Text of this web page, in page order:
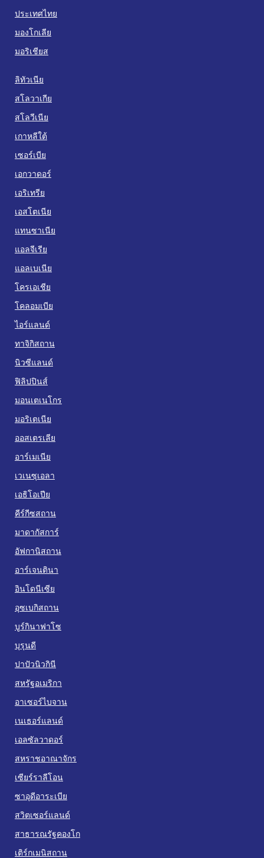
ประเทศไทย
มองโกเลีย
มอริเชียส
ลิทัวเนีย
สโลวาเกีย
สโลวีเนีย
เกาหลีใต้
เซอร์เบีย
เอกวาดอร์
เอริเทรีย
เอสโตเนีย
แทนซาเนีย
แอลจีเรีย
แอลเบเนีย
โครเอเชีย
โคลอมเบีย
ไอร์แลนด์
ทาจิกิสถาน
นิวซีแลนด์
ฟิลิปปินส์
มอนเตเนโกร
มอริเตเนีย
ออสเตรเลีย
อาร์เมเนีย
เวเนซุเอลา
เอธิโอเปีย
คีร์กีซสถาน
มาดากัสการ์
อัฟกานิสถาน
อาร์เจนตินา
อินโดนีเซีย
อุซเบกิสถาน
บูร์กินาฟาโซ
บุรุนดี
ปาปัวนิวกินี
สหรัฐอเมริกา
อาเซอร์ไบจาน
เนเธอร์แลนด์
เอลซัลวาดอร์
สหราชอาณาจักร
เซียร์ราลีโอน
ซาอุดีอาระเบีย
สวิตเซอร์แลนด์
สาธารณรัฐคองโก
เติร์กเมนิสถาน